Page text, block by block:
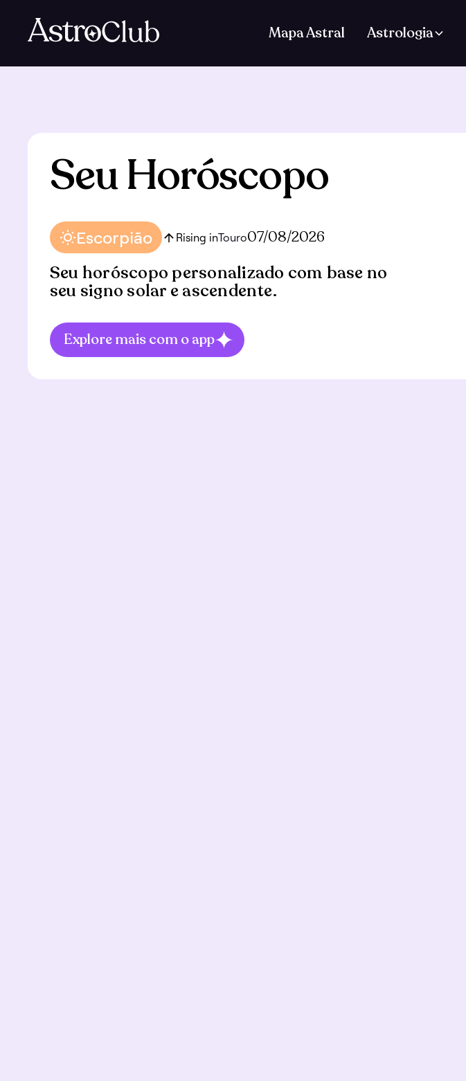
Mapa Astral Astrologia
Seu Horóscopo
Escorpião Rising inTouro07/08/2026
Seu horóscopo personalizado com base no
seu signo solar e ascendente.
Explore mais com o app